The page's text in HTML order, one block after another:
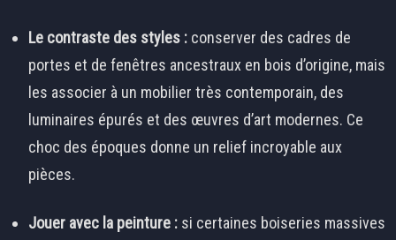
Le contraste des styles : conserver des cadres de
portes et de fenêtres ancestraux en bois d’origine, mais
les associer à un mobilier très contemporain, des
luminaires épurés et des œuvres d’art modernes. Ce
choc des époques donne un relief incroyable aux
pièces.
Jouer avec la peinture : si certaines boiseries massives